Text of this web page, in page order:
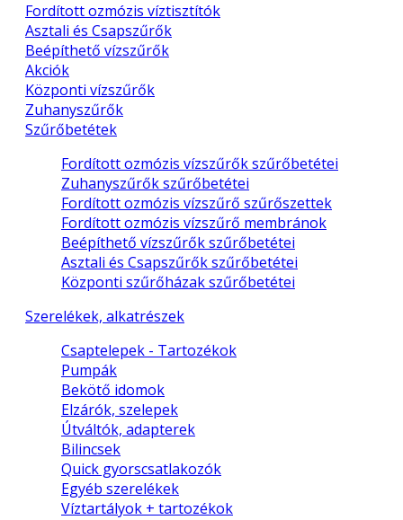
Fordított ozmózis víztisztítók
Asztali és Csapszűrők
Beépíthető vízszűrők
Akciók
Központi vízszűrők
Zuhanyszűrők
Szűrőbetétek
Fordított ozmózis vízszűrők szűrőbetétei
Zuhanyszűrők szűrőbetétei
Fordított ozmózis vízszűrő szűrőszettek
Fordított ozmózis vízszűrő membránok
Beépíthető vízszűrők szűrőbetétei
Asztali és Csapszűrők szűrőbetétei
Központi szűrőházak szűrőbetétei
Szerelékek, alkatrészek
Csaptelepek - Tartozékok
Pumpák
Bekötő idomok
Elzárók, szelepek
Útváltók, adapterek
Bilincsek
Quick gyorscsatlakozók
Egyéb szerelékek
Víztartályok + tartozékok